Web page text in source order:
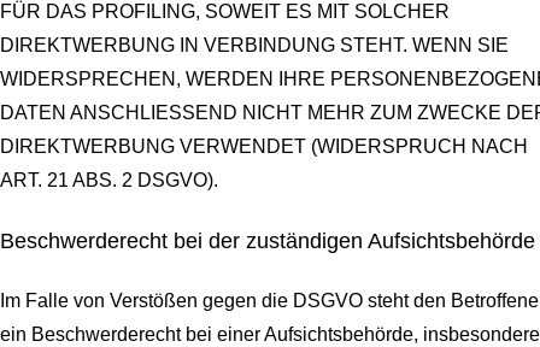
FÜR DAS PROFILING, SOWEIT ES MIT SOLCHER
DIREKTWERBUNG IN VERBINDUNG STEHT. WENN SIE
WIDERSPRECHEN, WERDEN IHRE
DATEN ANSCHLIESSEND NICHT MEHR ZUM ZWECKE
DIREKTWERBUNG VERWENDET (WIDERSPRUCH NACH
ART. 21 ABS. 2 DSGVO).
Beschwerde­recht bei der zuständigen Aufsichts­behörde
Im Falle von Verstößen gegen die DSGVO steht den
ein Beschwerderecht bei einer Aufsichtsbehörde,